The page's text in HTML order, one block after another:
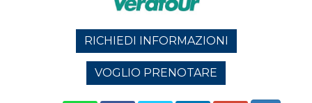
RICHIEDI INFORMAZIONI
VOGLIO PRENOTARE